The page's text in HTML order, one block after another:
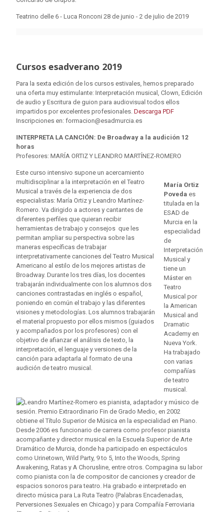
Teatrino delle 6 - Luca Ronconi 28 de junio - 2 de julio de 2019
Cursos esadverano 2019
Para la sexta edición de los cursos estivales, hemos preparado
una oferta muy estimulante: Interpretación musical, Clown, Edición
de audio y Escritura de guion para audiovisual todos ellos
impartidos por excelentes profesionales. Descarga PDF
Inscripciones en: formacion@esadmurcia.es
INTERPRETA LA CANCIÓN: De Broadway a la audición 12
horas
Profesores: MARÍA ORTIZ Y LEANDRO MARTÍNEZ-ROMERO
María Ortiz
Poveda es
titulada en la
ESAD de
Murcia en la
especialidad
de
Interpretación
Musical y
tiene un
Máster en
Teatro
Musical por
la American
Musical and
Dramatic
Academy en
Nueva York.
Ha trabajado
con varias
compañías
de teatro
musical.
Este curso intensivo supone un acercamiento
multidisciplinar a la interpretación en el Teatro
Musical a través de la experiencia de dos
especialistas: María Ortiz y Leandro Martínez-
Romero. Va dirigido a actores y cantantes de
diferentes perfiles que quieran recibir
herramientas de trabajo y consejos que les
permitan ampliar su perspectiva sobre las
maneras específicas de trabajar
interpretativamente canciones del Teatro Musical
Americano al estilo de los mejores artistas de
Broadway. Durante los tres días, los docentes
trabajarán individualmente con los alumnos dos
canciones contrastadas en inglés o español,
poniendo en común el trabajo y las diferentes
visiones y metodologías. Los alumnos trabajarán
el material propuesto por ellos mismos (guiados
y acompañados por los profesores) con el
objetivo de afianzar el análisis de texto, la
interpretación, el lenguaje y versiones de la
canción para adaptarla al formato de una
audición de teatro musical.